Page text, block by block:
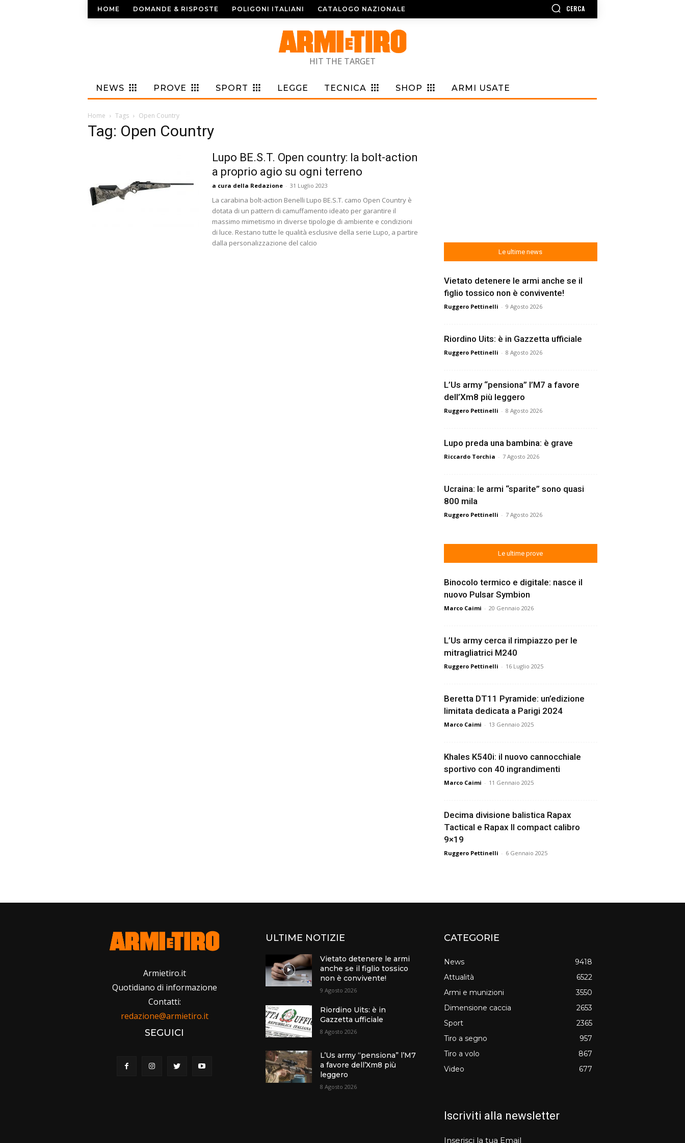
HOME DOMANDE & RISPOSTE POLIGONI ITALIANI CATALOGO NAZIONALE CERCA
HIT THE TARGET
NEWS PROVE SPORT LEGGE TECNICA SHOP ARMI USATE
Home Tags Open Country
Tag: Open Country
Lupo BE.S.T. Open country: la bolt-action
a proprio agio su ogni terreno
a cura della Redazione - 31 Luglio 2023
La carabina bolt-action Benelli Lupo BE.S.T. camo Open Country è
dotata di un pattern di camuffamento ideato per garantire il
massimo mimetismo in diverse tipologie di ambiente e condizioni
di luce. Restano tutte le qualità esclusive della serie Lupo, a partire
dalla personalizzazione del calcio
Le ultime news
Vietato detenere le armi anche se il
figlio tossico non è convivente!
Ruggero Pettinelli - 9 Agosto 2026
Riordino Uits: è in Gazzetta ufficiale
Ruggero Pettinelli - 8 Agosto 2026
L’Us army “pensiona” l’M7 a favore
dell’Xm8 più leggero
Ruggero Pettinelli - 8 Agosto 2026
Lupo preda una bambina: è grave
Riccardo Torchia - 7 Agosto 2026
Ucraina: le armi “sparite” sono quasi
800 mila
Ruggero Pettinelli - 7 Agosto 2026
Le ultime prove
Binocolo termico e digitale: nasce il
nuovo Pulsar Symbion
Marco Caimi - 20 Gennaio 2026
L’Us army cerca il rimpiazzo per le
mitragliatrici M240
Ruggero Pettinelli - 16 Luglio 2025
Beretta DT11 Pyramide: un’edizione
limitata dedicata a Parigi 2024
Marco Caimi - 13 Gennaio 2025
Khales K540i: il nuovo cannocchiale
sportivo con 40 ingrandimenti
Marco Caimi - 11 Gennaio 2025
Decima divisione balistica Rapax
Tactical e Rapax II compact calibro
9×19
Ruggero Pettinelli - 6 Gennaio 2025
Armietiro.it
Quotidiano di informazione
Contatti:
redazione@armietiro.it
SEGUICI
ULTIME NOTIZIE
Vietato detenere le armi
anche se il figlio tossico
non è convivente!
9 Agosto 2026
Riordino Uits: è in
Gazzetta ufficiale
8 Agosto 2026
L’Us army “pensiona” l’M7
a favore dell’Xm8 più
leggero
8 Agosto 2026
CATEGORIE
News
9418
Attualità
6522
Armi e munizioni
3550
Dimensione caccia
2653
Sport
2365
Tiro a segno
957
Tiro a volo
867
Video
677
Iscriviti alla newsletter
Inserisci la tua Email